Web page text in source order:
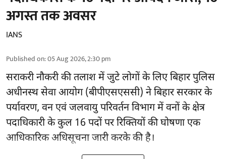
अगस्त तक अवसर
IANS
Published on:05 Aug 2026, 2:30 pm
सराकरी नौकरी की तलाश में जुटे लोगों के लिए बिहार पुलिस
अधीनस्थ सेवा आयोग (बीपीएसएससी) ने बिहार सरकार के
पर्यावरण, वन एवं जलवायु परिवर्तन विभाग में वनों के क्षेत्र
पदाधिकारी के कुल 16 पदों पर रिक्तियों की घोषणाएक
आधिकारिक अधिसूचना जारी करके की है।